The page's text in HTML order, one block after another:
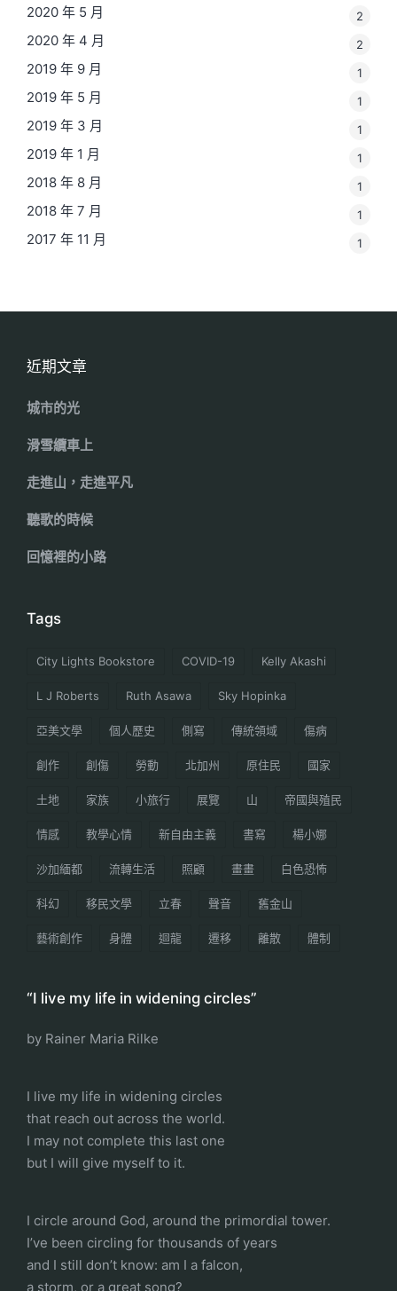
2020 年 5 月 2
2020 年 4 月 2
2019 年 9 月 1
2019 年 5 月 1
2019 年 3 月 1
2019 年 1 月 1
2018 年 8 月 1
2018 年 7 月 1
2017 年 11 月 1
近期文章
城市的光
滑雪纜車上
走進山，走進平凡
聽歌的時候
回憶裡的小路
Tags
City Lights Bookstore COVID-19 Kelly Akashi
L J Roberts Ruth Asawa Sky Hopinka
亞美文學 個人歷史 側寫 傳統領域 傷病
創作 創傷 勞動 北加州 原住民 國家
土地 家族 小旅行 展覽 山 帝國與殖民
情感 教學心情 新自由主義 書寫 楊小娜
沙加緬都 流轉生活 照顧 畫畫 白色恐怖
科幻 移民文學 立春 聲音 舊金山
藝術創作 身體 迴龍 遷移 離散 體制
“I live my life in widening circles”
by Rainer Maria Rilke
I live my life in widening circles
that reach out across the world.
I may not complete this last one
but I will give myself to it.
I circle around God, around the primordial tower.
I’ve been circling for thousands of years
and I still don’t know: am I a falcon,
a storm, or a great song?